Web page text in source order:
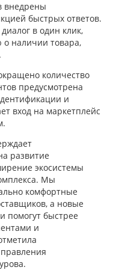
внедрены
быстрых ответов.
в один клик,
наличии товара,
количество
предусмотрена
и
вход на маркетплейс
развитие
экосистемы
Мы
комфортные
а новые
помогут быстрее
и